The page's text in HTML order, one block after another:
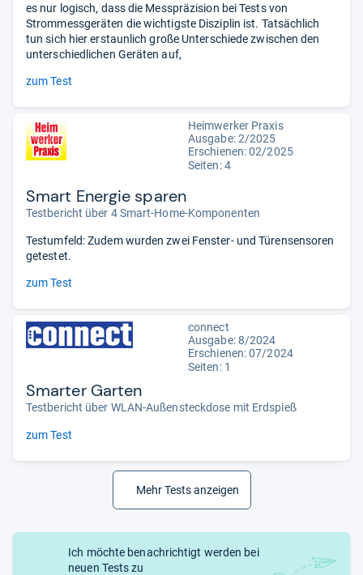
es nur logisch, dass die Messpräzision bei Tests von
Strommessgeräten die wichtigste Disziplin ist. Tatsächlich
tun sich hier erstaunlich große Unterschiede zwischen den
unterschiedlichen Geräten auf,
zum Test
Heimwerker Praxis
Ausgabe: 2/2025
Erschienen: 02/2025
Seiten: 4
Smart Energie sparen
Testbericht über 4 Smart-Home-Komponenten
Testumfeld: Zudem wurden zwei Fenster- und Türensensoren
getestet.
zum Test
connect
Ausgabe: 8/2024
Erschienen: 07/2024
Seiten: 1
Smarter Garten
Testbericht über WLAN-Außensteckdose mit Erdspieß
zum Test
Mehr Tests anzeigen
Ich möchte benachrichtigt werden bei
neuen Tests zu